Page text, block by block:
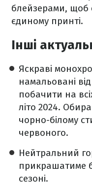
блейзерами, щоб
єдиному принті.
Інші
Яскраві
намальовані
побачити на
літо 2024.
чорно-білому
червоного.
Нейтральний
прикрашатиме
сезоні.